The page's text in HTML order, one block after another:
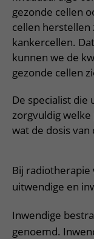
gezonde cellen
cellen herstellen
kankercellen.
kunnen we de
gezonde cellen
De specialist die
zorgvuldig
wat de dosis
Bij
uitwendige en
Inwendige
genoemd.